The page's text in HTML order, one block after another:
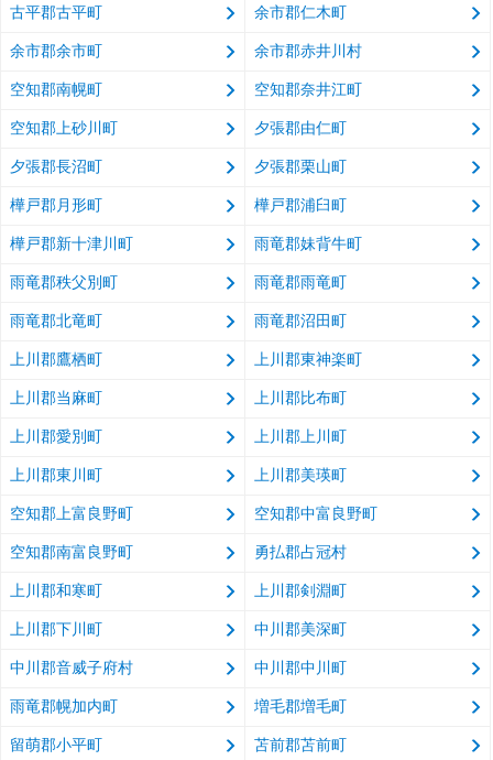
古平郡古平町 余市郡仁木町
余市郡余市町 余市郡赤井川村
空知郡南幌町 空知郡奈井江町
空知郡上砂川町 夕張郡由仁町
夕張郡長沼町 夕張郡栗山町
樺戸郡月形町 樺戸郡浦臼町
樺戸郡新十津川町 雨竜郡妹背牛町
雨竜郡秩父別町 雨竜郡雨竜町
雨竜郡北竜町 雨竜郡沼田町
上川郡鷹栖町 上川郡東神楽町
上川郡当麻町 上川郡比布町
上川郡愛別町 上川郡上川町
上川郡東川町 上川郡美瑛町
空知郡上富良野町 空知郡中富良野町
空知郡南富良野町 勇払郡占冠村
上川郡和寒町 上川郡剣淵町
上川郡下川町 中川郡美深町
中川郡音威子府村 中川郡中川町
雨竜郡幌加内町 増毛郡増毛町
留萌郡小平町 苫前郡苫前町